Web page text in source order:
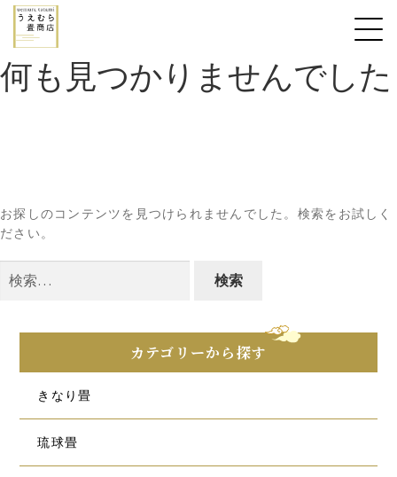
何も見つかりませんでした
お探しのコンテンツを見つけられませんでした。検索をお試しく
ださい。
索:
カテゴリーから探す
きなり畳
琉球畳